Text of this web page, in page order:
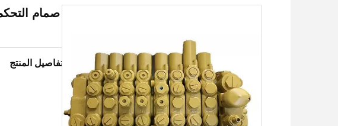
تفاصيل المنتج